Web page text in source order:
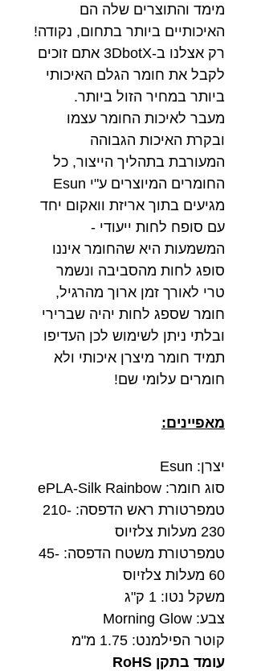
מימד והתוצרים שלה הם
האיכותיים ביותר בתחום, נקודה!
רק אצלנו ב-3DbotX אתם זוכים
לקבל את חומר הגלם האיכותי
ביותר במחיר הזול ביותר.
מעבר לאיכות החומר עצמו
ובקרת האיכות הגבוהה
המעורבת בתהליך הייצור, כל
החומרים המיוצרים ע"י Esun
מגיעים בתוך אריזת וואקום יחד
עם סופח לחות ייעודי -
המשמעות היא שהחומר איננו
סופג לחות מהסביבה ונשמר
טרי לאורך זמן ארוך מהרגיל,
חומר שספג לחות יהיה שברירי
ובלתי ניתן לשימוש לכן העדיפו
תמיד חומר מיצרן איכותי ולא
חומרים עלומי שם!
מאפיינים:
יצרן: Esun
סוג חומר: ePLA-Silk Rainbow
טמפרטורת ראש הדפסה: 210-
230 מעלות צלזיוס
טמפרטורת משטח הדפסה: 45-
60 מעלות צלזיוס
משקל נטו: 1 ק"ג
צבע: Morning Glow
קוטר הפילמנט: 1.75 מ"מ
עומד בתקן RoHS